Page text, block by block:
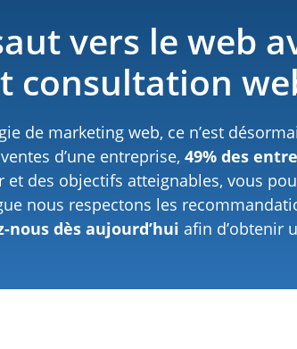
vers le web
consultation
de marketing web, ce n’est
d’une entreprise, 49% des
et des objectifs atteignables, vous
nous respectons les
nous dès aujourd’hui afin d’obtenir